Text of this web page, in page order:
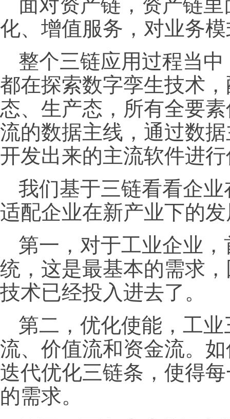
面对资产链，资产链
化、增值服务，对业务
整个三链应用过程当
都在探索数字孪生技术
态、生产态，所有全要
流的数据主线，通过数
开发出来的主流软件进
我们基于三链看看企
适配企业在新产业下的
第一，对于工业企业
统，这是最基本的需求
技术已经投入进去了。
第二，优化使能，工
流、价值流和资金流。
迭代优化三链条，使得
的需求。